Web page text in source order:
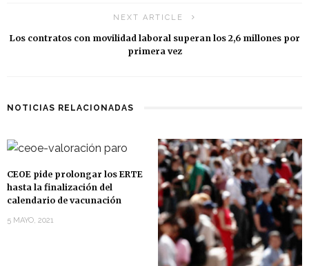
NEXT ARTICLE
Los contratos con movilidad laboral superan los 2,6 millones por
primera vez
NOTICIAS RELACIONADAS
CEOE pide prolongar los ERTE
hasta la finalización del
calendario de vacunación
5 MAYO, 2021